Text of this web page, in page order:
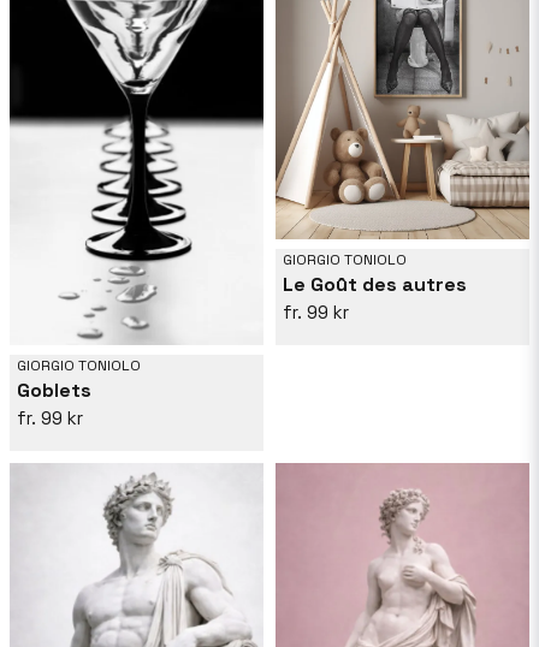
GIORGIO TONIOLO
Goblets
99 kr
GIORGIO TONIOLO
Le Goût des autres
99 kr